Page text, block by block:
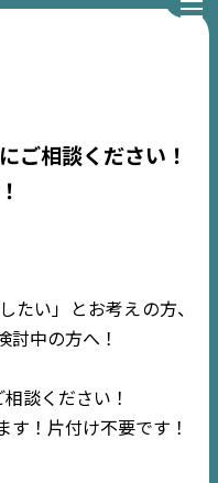
ご相談ください！
たい」とお考えの方、
討中の方へ！
談ください！
！片付け不要です！